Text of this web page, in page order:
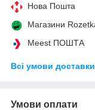
Нова Пошта
Магазини
Meest ПОШТА
Всі умови доставки
Умови оплати